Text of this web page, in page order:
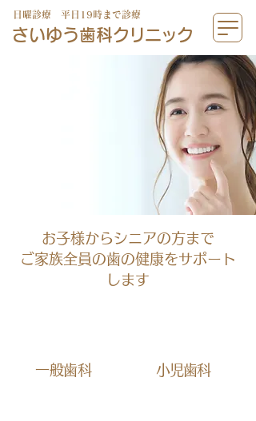
日曜診療 平日19時まで診療
さいゆう歯科クリニック
お子様からシニアの方まで
ご家族全員の歯の健康をサポート
します
​一般歯科 小児歯科